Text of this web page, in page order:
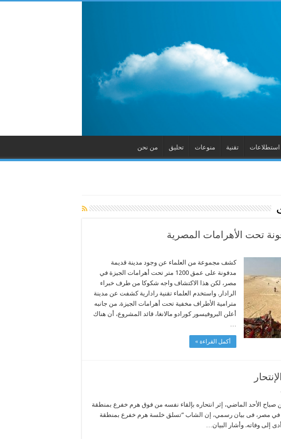
استطلاعات تقنية منوعات تحليق من نحن
تحت الأهرامات المصرية
كشف مجموعة من العلماء عن وجود مدينة قديمة
مدفونة على عمق 1200 متر تحت أهرامات الجيزة في
مصر، لكن هذا الاكتشاف واجه شكوكا من طرف خبراء
الرادار. واستخدم العلماء تقنية رادارية كشفت عن مدينة
مترامية الأطراف مخفية تحت أهرامات الجيزة. من جانبه
أعلن البروفيسور كورادو مالانغا، قائد المشروع، أن هناك
…
أكمل القراءة »